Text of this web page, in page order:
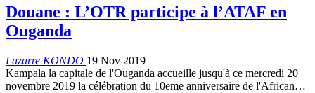
Douane : L’OTR participe à l’ATAF en
Ouganda
Lazarre KONDO 19 Nov 2019
Kampala la capitale de l'Ouganda accueille jusqu'à ce mercredi 20
novembre 2019 la célébration du 10eme anniversaire de l'African…